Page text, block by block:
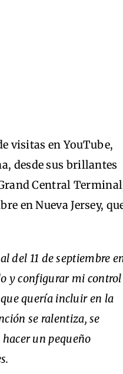
visitas en YouTube,
desde sus brillantes
Central
en Nueva Jersey,
del 11 de septiembre
y configurar mi control
quería incluir en la
se ralentiza, se
un pequeño